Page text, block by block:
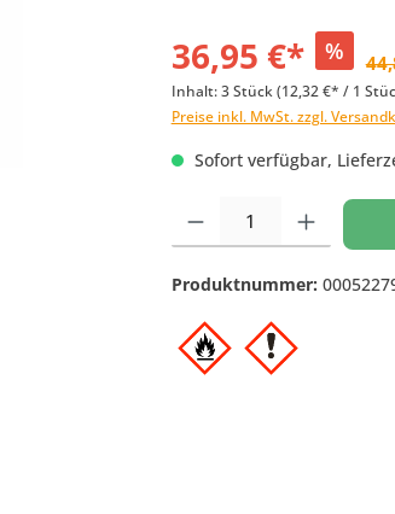
36,95 €* %
Inhalt:3 Stück(12,32 €* / 1
Preise inkl. MwSt. zzgl.
Sofort verfügbar,
Produkt Anzahl: Gib den
Produktnummer: